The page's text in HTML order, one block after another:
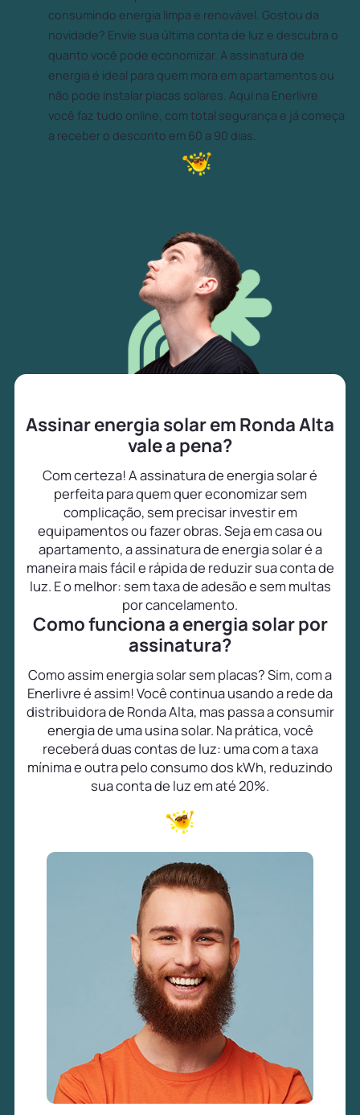
consumindo energia limpa e renovável. Gostou da
novidade? Envie sua última conta de luz e descubra o
quanto você pode economizar. A assinatura de
energia é ideal para quem mora em apartamentos ou
não pode instalar placas solares. Aqui na Enerlivre
você faz tudo online, com total segurança e já começa
a receber o desconto em 60 a 90 dias.
Assinar energia solar em Ronda Alta
vale a pena?
Com certeza! A assinatura de energia solar é
perfeita para quem quer economizar sem
complicação, sem precisar investir em
equipamentos ou fazer obras. Seja em casa ou
apartamento, a assinatura de energia solar é a
maneira mais fácil e rápida de reduzir sua conta de
luz. E o melhor: sem taxa de adesão e sem multas
por cancelamento.
Como funciona a energia solar por
assinatura?
Como assim energia solar sem placas? Sim, com a
Enerlivre é assim! Você continua usando a rede da
distribuidora de Ronda Alta, mas passa a consumir
energia de uma usina solar. Na prática, você
receberá duas contas de luz: uma com a taxa
mínima e outra pelo consumo dos kWh, reduzindo
sua conta de luz em até 20%.